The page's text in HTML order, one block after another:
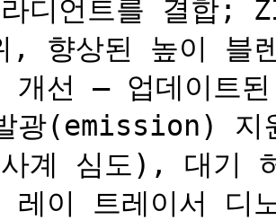
디언트를 결합;
, 향상된 높이 블
개선 – 업데이트
광(emission) 지
계 심도), 대기
이 트레이서 디